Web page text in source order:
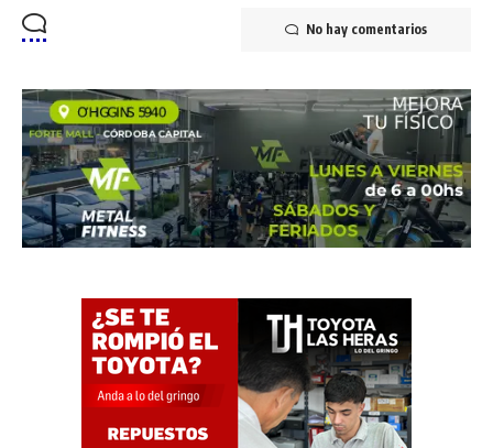
No hay comentarios